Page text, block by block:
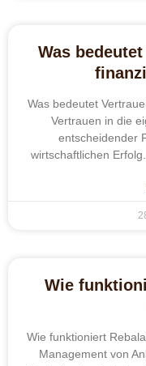
Was
Was bedeutet
Vertrauen in die
entscheidender
wirtschaftlichen
Wie
Wie funktioniert
Management von